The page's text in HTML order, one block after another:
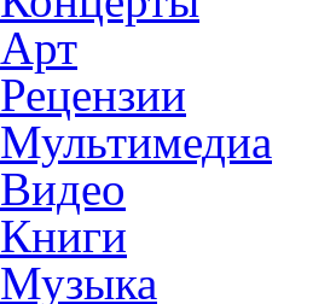
Арт
Рецензии
Мультимедиа
Видео
Книги
Музыка